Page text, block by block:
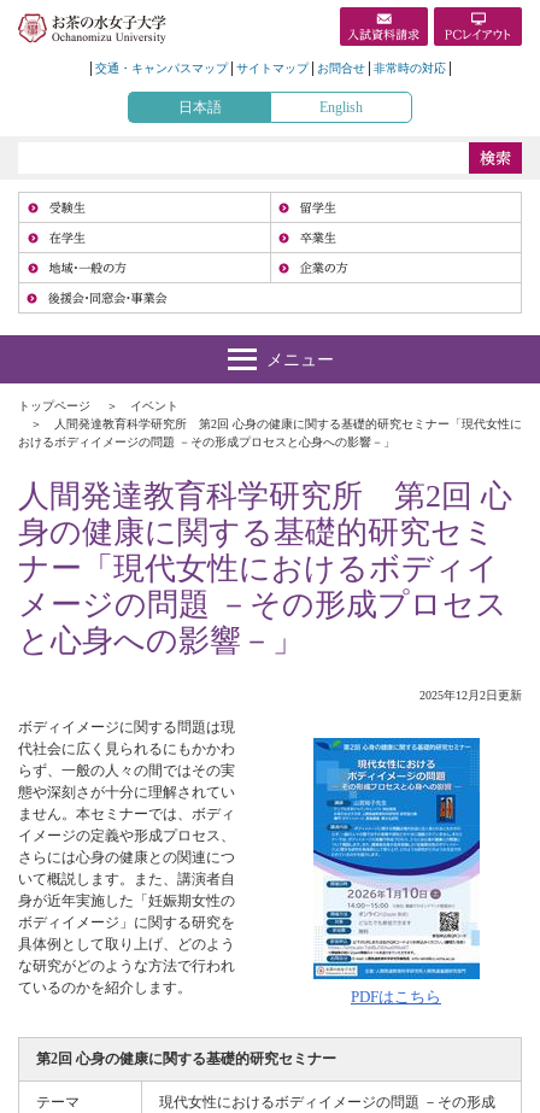
交通・キャンパスマップ サイトマップ お問合せ 非常時の対応
日本語 English
トップページ
イベント
人間発達教育科学研究所 第2回 心身の健康に関する基礎的研究セミナー「現代女性に
おけるボディイメージの問題 －その形成プロセスと心身への影響－」
人間発達教育科学研究所 第2回 心
身の健康に関する基礎的研究セミ
ナー「現代女性におけるボディイ
メージの問題 －その形成プロセス
と心身への影響－」
2025年12月2日更新
PDFはこちら
ボディイメージに関する問題は現
代社会に広く見られるにもかかわ
らず、一般の人々の間ではその実
態や深刻さが十分に理解されてい
ません。本セミナーでは、ボディ
イメージの定義や形成プロセス、
さらには心身の健康との関連につ
いて概説します。また、講演者自
身が近年実施した「妊娠期女性の
ボディイメージ」に関する研究を
具体例として取り上げ、どのよう
な研究がどのような方法で行われ
ているのかを紹介します。
第2回 心身の健康に関する基礎的研究セミナー
テーマ
現代女性におけるボディイメージの問題 －その形成